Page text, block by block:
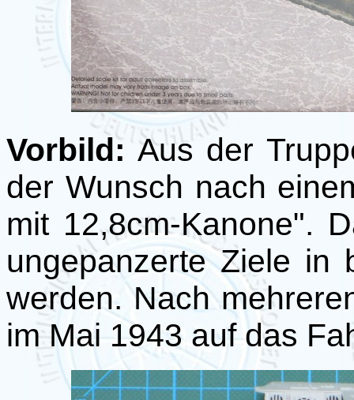
Vorbild: Aus der
der Wunsch nach
mit 12,8cm-Kanone".
ungepanzerte Ziele in
werden. Nach
im Mai 1943 auf das